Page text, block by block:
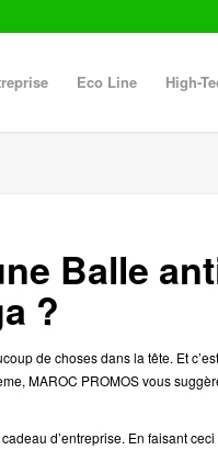
Eco Line High-
Balle
?
de choses dans la tête. Et
MAROC PROMOS vous
d’entreprise. En faisant